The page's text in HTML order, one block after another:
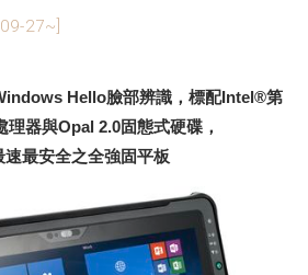
27~]
Hello臉部辨識，標配Intel®第
器與Opal 2.0固態式硬碟，
速最安全之全強固平板